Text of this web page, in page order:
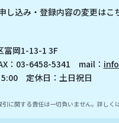
し込み・登録内容の変更はこ
富岡1-13-1 3F
：03-6458-5341 mail：
5:00 定休日：土日祝日
に関する責任は一切負いません。詳しく